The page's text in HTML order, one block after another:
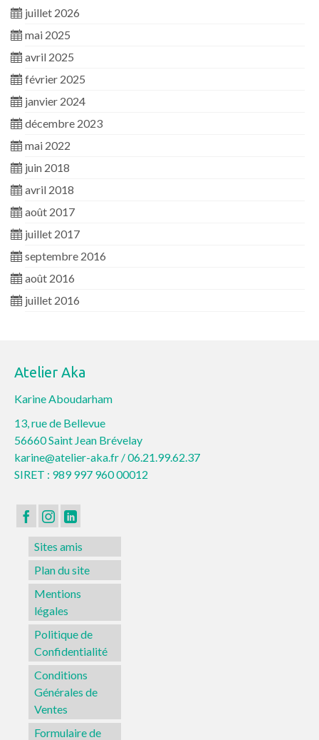
juillet 2026
mai 2025
avril 2025
février 2025
janvier 2024
décembre 2023
mai 2022
juin 2018
avril 2018
août 2017
juillet 2017
septembre 2016
août 2016
juillet 2016
Atelier Aka
Karine Aboudarham
13, rue de Bellevue
56660 Saint Jean Brévelay
karine@atelier-aka.fr /06.21.99.62.37
SIRET : 989 997 960 00012
Sites amis
Plan du site
Mentions
légales
Politique de
Confidentialité
Conditions
Générales de
Ventes
Formulaire de